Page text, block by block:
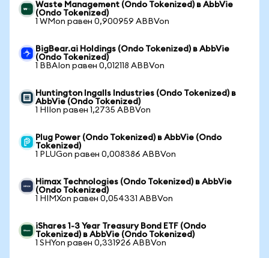
Waste Management (Ondo Tokenized) в AbbVie
(Ondo Tokenized)
1 WMon равен 0,900959 ABBVon
BigBear.ai Holdings (Ondo Tokenized) в AbbVie
(Ondo Tokenized)
1 BBAIon равен 0,012118 ABBVon
Huntington Ingalls Industries (Ondo Tokenized) в
AbbVie (Ondo Tokenized)
1 HIIon равен 1,2735 ABBVon
Plug Power (Ondo Tokenized) в AbbVie (Ondo
Tokenized)
1 PLUGon равен 0,008386 ABBVon
Himax Technologies (Ondo Tokenized) в AbbVie
(Ondo Tokenized)
1 HIMXon равен 0,054331 ABBVon
iShares 1-3 Year Treasury Bond ETF (Ondo
Tokenized) в AbbVie (Ondo Tokenized)
1 SHYon равен 0,331926 ABBVon